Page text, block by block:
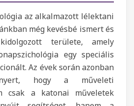
az alkalmazott lélektani
még kevésbé ismert és
területe, amely
egy speciális
Az évek során azonban
nyert, hogy a műveleti
csak a katonai műveletek